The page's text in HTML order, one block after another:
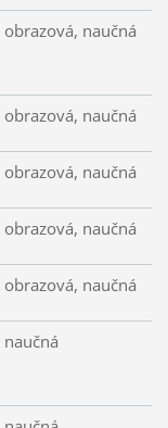
obrazová, naučná
obrazová, naučná
obrazová, naučná
obrazová, naučná
obrazová, naučná
naučná